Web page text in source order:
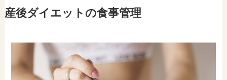
産後ダイエットの食事管理